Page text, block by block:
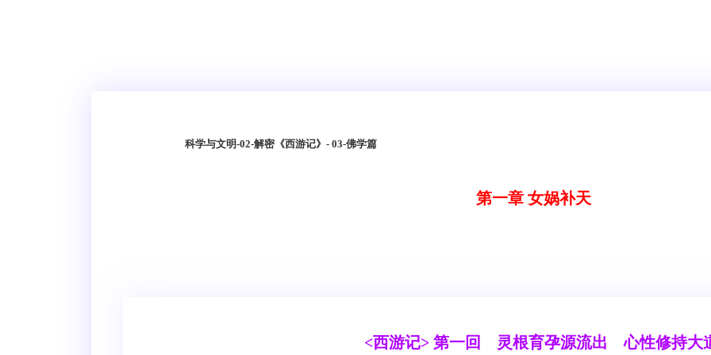
科学与文明-02-解密《西游记》 - 03-佛学篇
第一章 女娲补天
<西游记> 第一回 灵根育孕源流出 心性修持大